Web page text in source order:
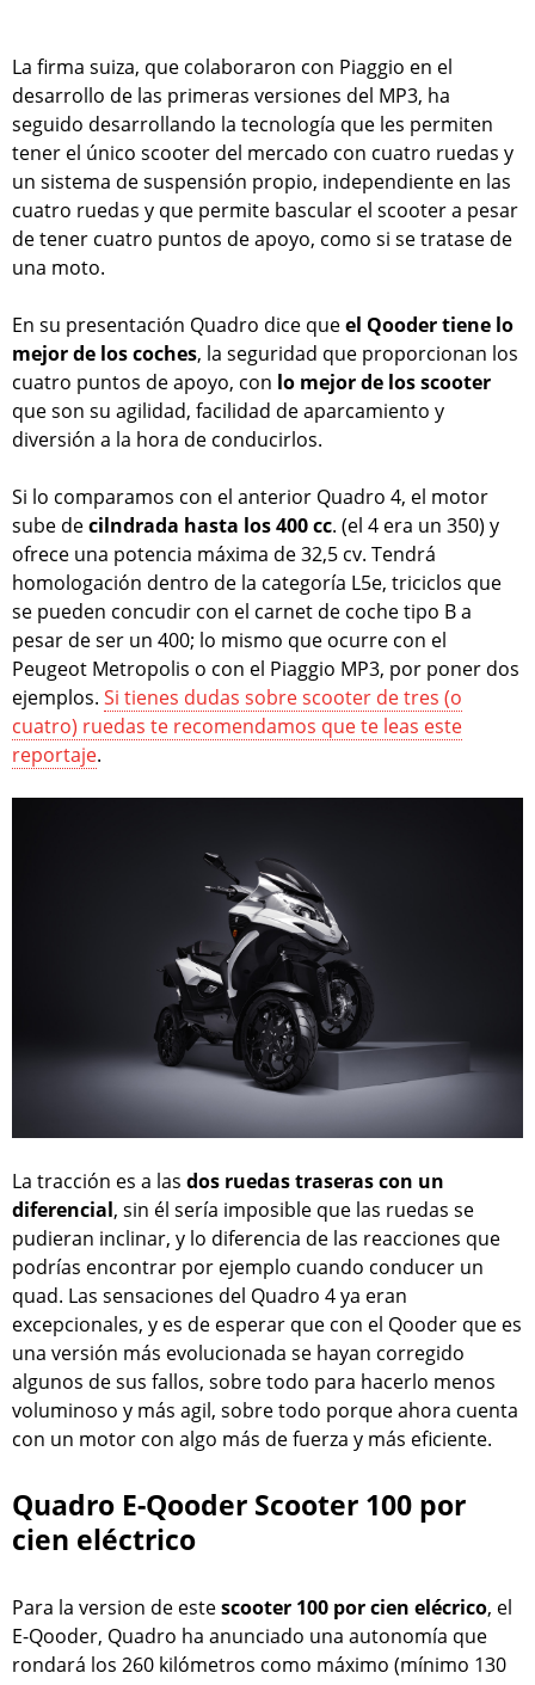
La firma suiza, que colaboraron con Piaggio en el
desarrollo de las primeras versiones del MP3, ha
seguido desarrollando la tecnología que les permiten
tener el único scooter del mercado con cuatro ruedas y
un sistema de suspensión propio, independiente en las
cuatro ruedas y que permite bascular el scooter a pesar
de tener cuatro puntos de apoyo, como si se tratase de
una moto.
En su presentación Quadro dice queel Qooder tiene lo
mejor de los coches, la seguridad que proporcionan los
cuatro puntos de apoyo, con lo mejor de los scooter
que son su agilidad, facilidad de aparcamiento y
diversión a la hora de conducirlos.
Si lo comparamos con el anterior Quadro 4, el motor
sube decilndrada hasta los 400 cc. (el 4 era un 350) y
ofrece una potencia máxima de 32,5 cv. Tendrá
homologación dentro de la categoría L5e, triciclos que
se pueden concudir con el carnet de coche tipo B a
pesar de ser un 400; lo mismo que ocurre con el
Peugeot Metropolis o con el Piaggio MP3, por poner dos
ejemplos. Si tienes dudas sobre scooter de tres (o
cuatro) ruedas te recomendamos que te leas este
reportaje.
La tracción es a las dos ruedas traseras con un
diferencial, sin él sería imposible que las ruedas se
pudieran inclinar, y lo diferencia de las reacciones que
podrías encontrar por ejemplo cuando conducer un
quad. Las sensaciones del Quadro 4 ya eran
excepcionales, y es de esperar que con el Qooder que es
una versión más evolucionada se hayan corregido
algunos de sus fallos, sobre todo para hacerlo menos
voluminoso y más agil, sobre todo porque ahora cuenta
con un motor con algo más de fuerza y más eficiente.
Quadro E-Qooder Scooter 100 por
cien eléctrico
Para la version de estescooter 100 por cien elécrico, el
E-Qooder, Quadro ha anunciado una autonomía que
rondará los 260 kilómetros como máximo (mínimo 130